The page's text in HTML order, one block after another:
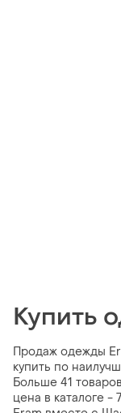
Купить
Продаж одежды
купить по
Больше 41
цена в каталоге -